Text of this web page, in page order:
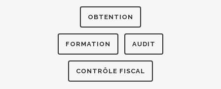
OBTENTION
FORMATION AUDIT
CONTRÔLE FISCAL